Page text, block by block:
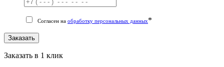
Согласен на обработку персональных данных*
Заказать
Заказать в 1 клик